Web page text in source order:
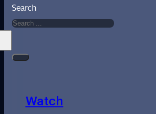
Search
Watch